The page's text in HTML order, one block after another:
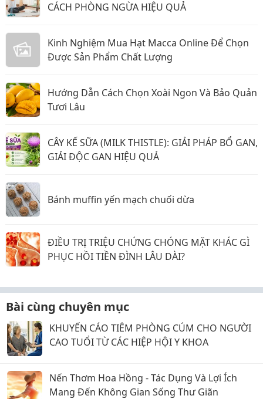
CÁCH PHÒNG NGỪA HIỆU QUẢ
Kinh Nghiệm Mua Hạt Macca Online Để Chọn
Được Sản Phẩm Chất Lượng
Hướng Dẫn Cách Chọn Xoài Ngon Và Bảo Quản
Tươi Lâu
CÂY KẾ SỮA (MILK THISTLE): GIẢI PHÁP BỔ GAN,
GIẢI ĐỘC GAN HIỆU QUẢ
Bánh muffin yến mạch chuối dừa
ĐIỀU TRỊ TRIỆU CHỨNG CHÓNG MẶT KHÁC GÌ
PHỤC HỒI TIỀN ĐÌNH LÂU DÀI?
Bài cùng chuyên mục
KHUYẾN CÁO TIÊM PHÒNG CÚM CHO NGƯỜI
CAO TUỔI TỪ CÁC HIỆP HỘI Y KHOA
Nến Thơm Hoa Hồng - Tác Dụng Và Lợi Ích
Mang Đến Không Gian Sống Thư Giãn